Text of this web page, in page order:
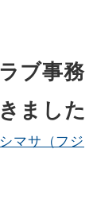
ブ事務
ました
マサ（フジ